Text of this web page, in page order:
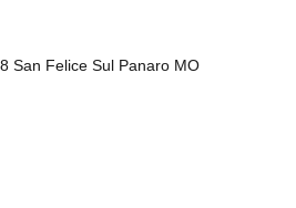
San Felice Sul Panaro MO